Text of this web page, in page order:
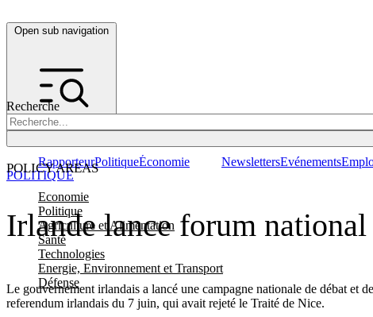
Open sub navigation
Recherche
POLICY AREAS
Economie
Politique
Agriculture et Alimentation
Santé
Technologies
Energie, Environnement et Transport
Défense
RapporteurPolitiqueÉconomie NewslettersEvénements
Irlande lance forum
Le gouvernement irlandais a lancé une campagne nationale de débat et
referendum irlandais du 7 juin, qui avait rejeté le Traité de Nice.
POLITIQUE